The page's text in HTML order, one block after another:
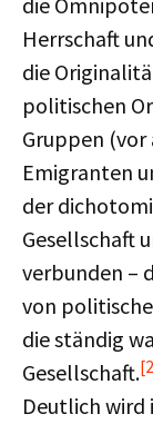
Herrschaft
die
politischen
Gruppen (vor
Emigranten
der
Gesellschaft
verbunden –
von
die ständig
Gesellschaft.
Deutlich wird